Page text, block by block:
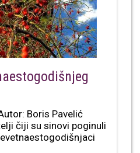
Boris Pavelić
čiji su sinovi poginuli